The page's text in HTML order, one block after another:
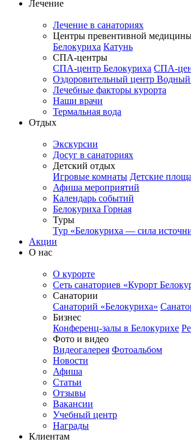
Лечение
Лечение в санаториях
Центры превентивной
Белокуриха Катунь
СПА-центры
СПА-центр Белокуриха СПА-
Оздоровительный центр
Лечебные факторы курорта
Наши врачи
Термальная вода
Отдых
Экскурсии
Досуг в санаториях
Детский отдых
Игровые комнаты Детские
Афиша мероприятий
Календарь событий
Белокуриха Горная
Туры
Тур «Белокуриха — сила
Акции
О нас
О курорте
Сеть санаториев «Курорт
Санатории
Санаторий «Белокуриха»
Бизнес
Конференц-залы в Белокурихе
Фото и видео
Видеогалерея Фотоальбом
Новости
Афиша
Статьи
Отзывы
Вакансии
Учебный центр
Награды
Клиентам